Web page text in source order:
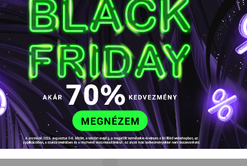
Transzferfólia
EAN kód: